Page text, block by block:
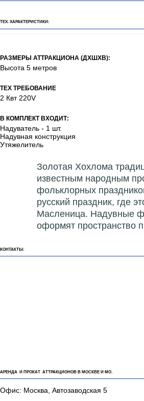
ТЕХ. ХАРАКТЕРИСТИКИ:
РАЗМЕРЫ АТТРАКЦИОНА (ДХШХВ):
Высота 5 метров
ТЕХ ТРЕБОВАНИЕ
2 Квт 220V
В КОМПЛЕКТ ВХОДИТ:
Надуватель - 1 шт.
Надувная конструкция
Утяжелитель
Золотая Хохлома
известным народным
фольклорных
русский праздник, где
Масленица. Надувные
оформят пространство
КОНТАКТЫ:
АРЕНДА И ПРОКАТ АТТРАКЦИОНОВ В МОСКВЕ И МО.
Офис: Москва, Автозаводская 5